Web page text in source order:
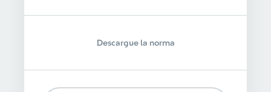
Descargue la norma